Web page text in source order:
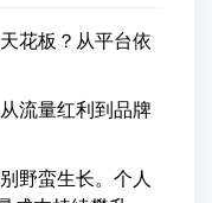
花板？从平台依
流量红利到品牌
野蛮生长。个人